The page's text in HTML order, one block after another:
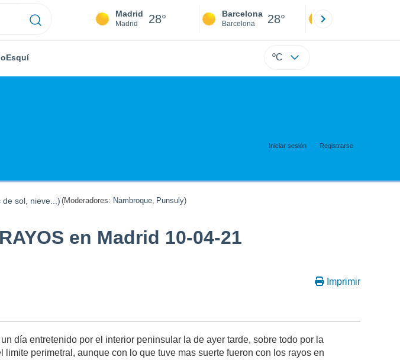
Madrid
Madrid 28° Barcelona
Barcelona 28°
Esquí ºC
Iniciar sesión Registrarse
sol, nieve...) (Moderadores: Nambroque, Punsuly)
en Madrid 10-04-21
Imprimir
día entretenido por el interior peninsular la de ayer tarde, sobre todo por la
perimetral, aunque con lo que tuve mas suerte fueron con los rayos en